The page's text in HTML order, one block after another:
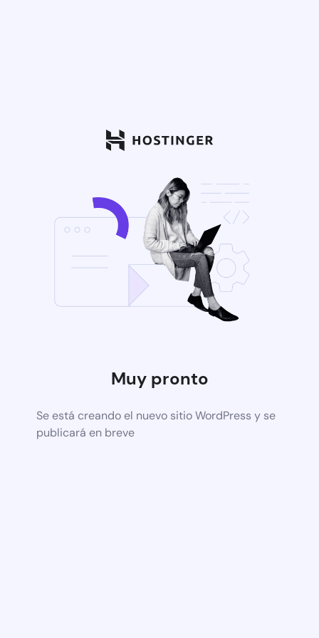
Muy pronto
Se está creando el nuevo sitio WordPress y se
publicará en breve